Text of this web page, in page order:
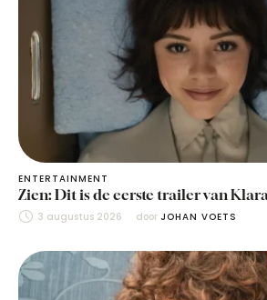
ENTERTAINMENT
Zien: Dit is de eerste trailer van
3 augustus 2026 door JOHAN VOETS